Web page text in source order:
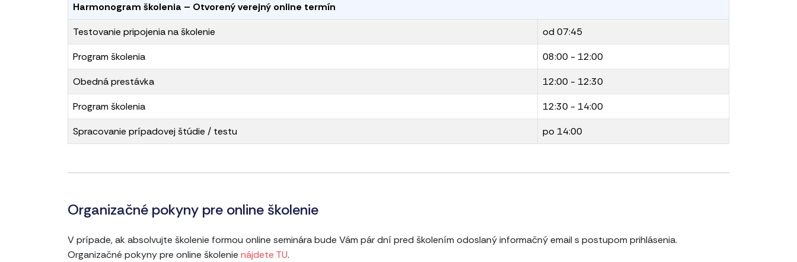
Harmonogram školenia – Otvorený verejný online termín
Testovanie pripojenia na školenie
od 07:45
Program školenia
08:00 - 12:00
Obedná prestávka
12:00 - 12:30
Program školenia
12:30 - 14:00
Spracovanie prípadovej štúdie / testu
po 14:00
Organizačné pokyny pre online školenie
V prípade, ak absolvujte školenie formou online seminára bude Vám pár dní pred školením odoslaný informačný email s postupom prihlásenia.
Organizačné pokyny pre online školenie nájdete TU.